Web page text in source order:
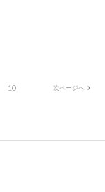
10 次ページへ